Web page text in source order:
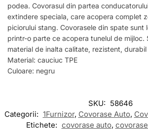
podea. Covorasul din partea
extindere speciala, care acopera complet
piciorului stang. Covorasele din spate sunt
printr-o parte ce acopera tunelul de mijloc.
material de inalta calitate, rezistent, durabil
Material: cauciuc TPE
Culoare: negru
SKU: 58646
Categorii: 1Furnizor, Covorase Auto,
Etichete: covorase auto,